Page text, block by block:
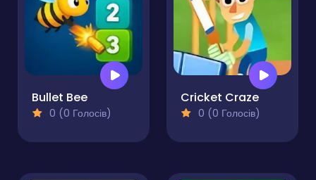
Bullet Bee
0 (0 Голосів)
Cricket Craze
0 (0 Голосів)